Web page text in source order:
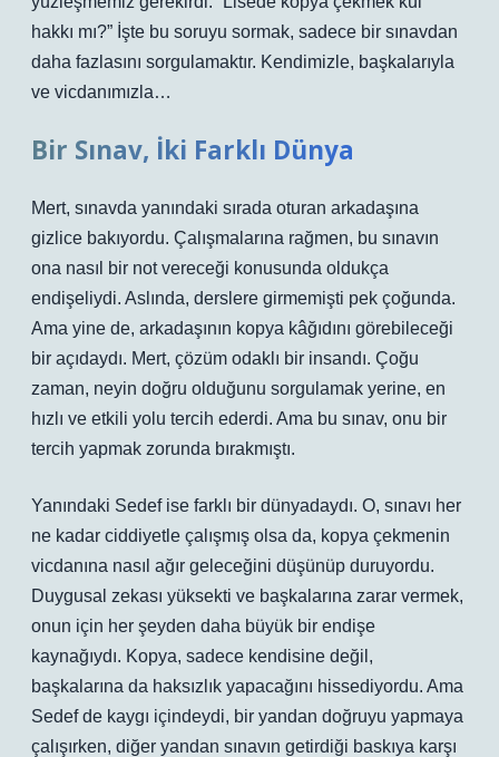
hakkı mı?” İşte bu soruyu sormak, sadece bir sınavdan
daha fazlasını sorgulamaktır. Kendimizle, başkalarıyla
ve vicdanımızla…
Bir Sınav, İki Farklı Dünya
Mert, sınavda yanındaki sırada oturan arkadaşına
gizlice bakıyordu. Çalışmalarına rağmen, bu sınavın
ona nasıl bir not vereceği konusunda oldukça
endişeliydi. Aslında, derslere girmemişti pek çoğunda.
Ama yine de, arkadaşının kopya kâğıdını görebileceği
bir açıdaydı. Mert, çözüm odaklı bir insandı. Çoğu
zaman, neyin doğru olduğunu sorgulamak yerine, en
hızlı ve etkili yolu tercih ederdi. Ama bu sınav, onu bir
tercih yapmak zorunda bırakmıştı.
Yanındaki Sedef ise farklı bir dünyadaydı. O, sınavı her
ne kadar ciddiyetle çalışmış olsa da, kopya çekmenin
vicdanına nasıl ağır geleceğini düşünüp duruyordu.
Duygusal zekası yüksekti ve başkalarına zarar vermek,
onun için her şeyden daha büyük bir endişe
kaynağıydı. Kopya, sadece kendisine değil,
başkalarına da haksızlık yapacağını hissediyordu. Ama
Sedef de kaygı içindeydi, bir yandan doğruyu yapmaya
çalışırken, diğer yandan sınavın getirdiği baskıya karşı